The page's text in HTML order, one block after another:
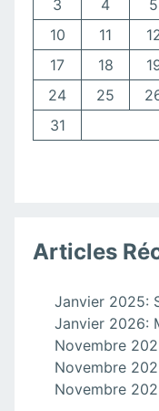
3
4 5
10
11
17
18
24
25
31
Articles
Janvier 2025:
Janvier 2026:
Novembre
Novembre
Novembre